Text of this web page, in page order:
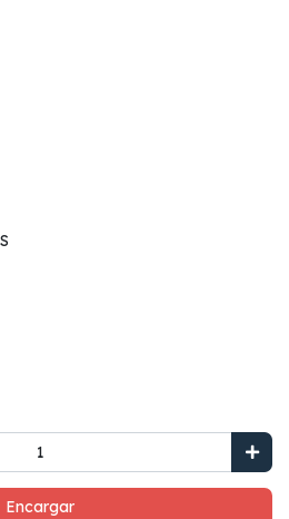
Encargar